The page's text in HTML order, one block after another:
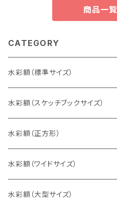
商品一
CATEGORY
水彩額（標準サイズ）
インチ判（203×254ミリ）
八切判（242×303ミリ）
太子判（288×379ミリ）
四切判（348×424ミリ）
水彩額（スケッチブックサイズ）
スケッチ4Ｆ（352×443ミリ）
スケッチ6Ｆ（458×550ミリ）
スケッチ8Ｆ（520×595ミリ）
水彩額（正方形）
10cm正方形（100×100ミリ）
15cm正方形（150×150ミリ）
水彩額（ワイドサイズ）
15×30cm
水彩額（大型サイズ）